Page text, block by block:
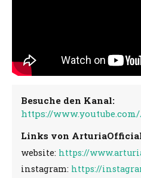
Besuche den Kanal:
https://
Links von
website: https://
instagram: https://